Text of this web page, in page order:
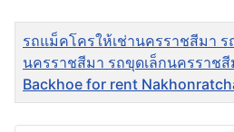
ชื่อ
รถแม็คโครให้เช่านครราชสีมา ร
นครราชสีมา รถขุดเล็กนครราช
Backhoe for rent